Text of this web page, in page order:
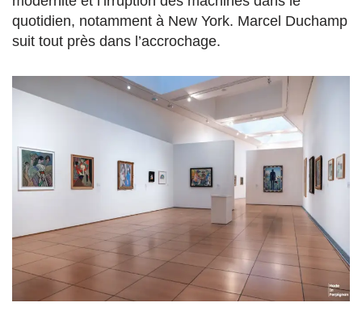
quotidien, notamment à New York. Marcel Duchamp
suit tout près dans l’accrochage.